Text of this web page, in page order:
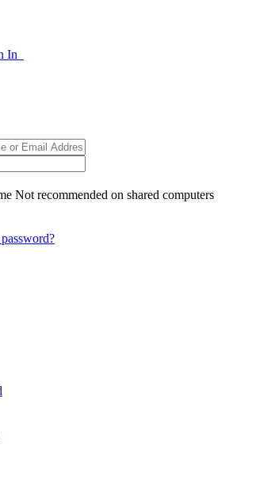
In
Not recommended on shared computers